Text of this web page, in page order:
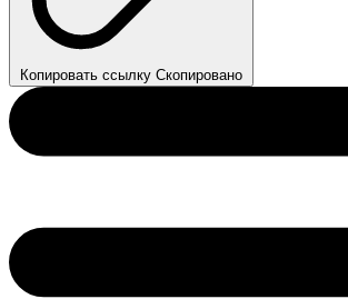
Копировать ссылку Скопировано